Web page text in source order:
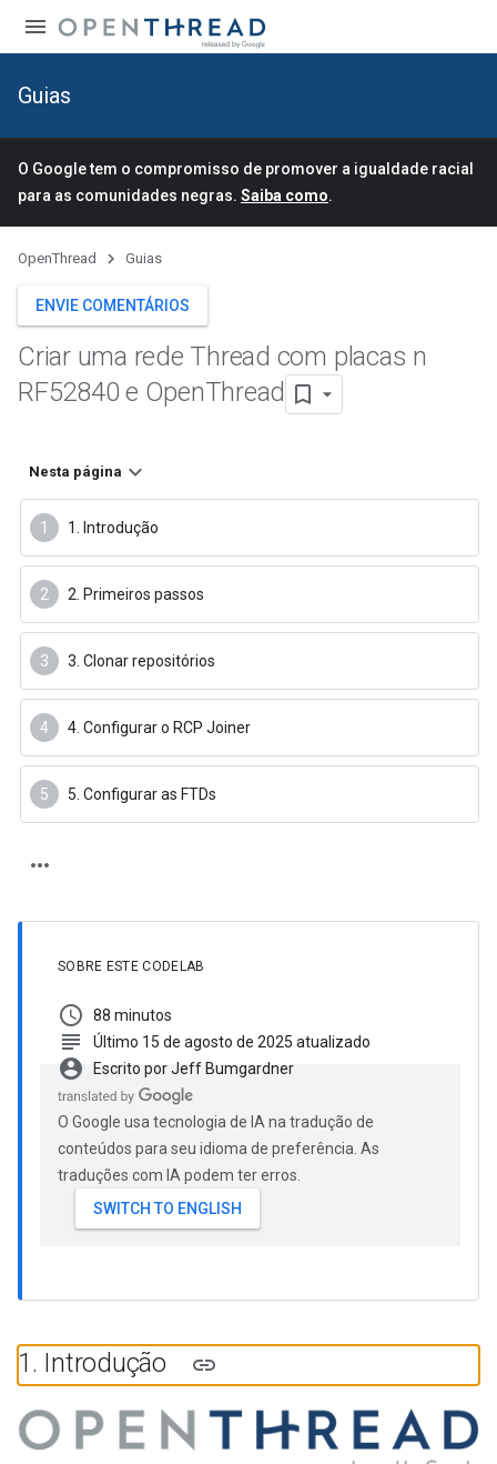
Guias
O Google tem o compromisso de promover a igualdade racial
para as comunidades negras. Saiba como.
OpenThread Guias
ENVIE COMENTÁRIOS
Criar uma rede Thread com placas n
RF52840 e OpenThread
Nesta página
1. Introdução
2. Primeiros passos
3. Clonar repositórios
4. Configurar o RCP Joiner
5. Configurar as FTDs
SOBRE ESTE CODELAB
schedule 88 minutos
subject Último 15 de agosto de 2025 atualizado
account_circle Escrito por Jeff Bumgardner
O Google usa tecnologia de IA na tradução de
conteúdos para seu idioma de preferência. As
traduções com IA podem ter erros.
1. Introdução